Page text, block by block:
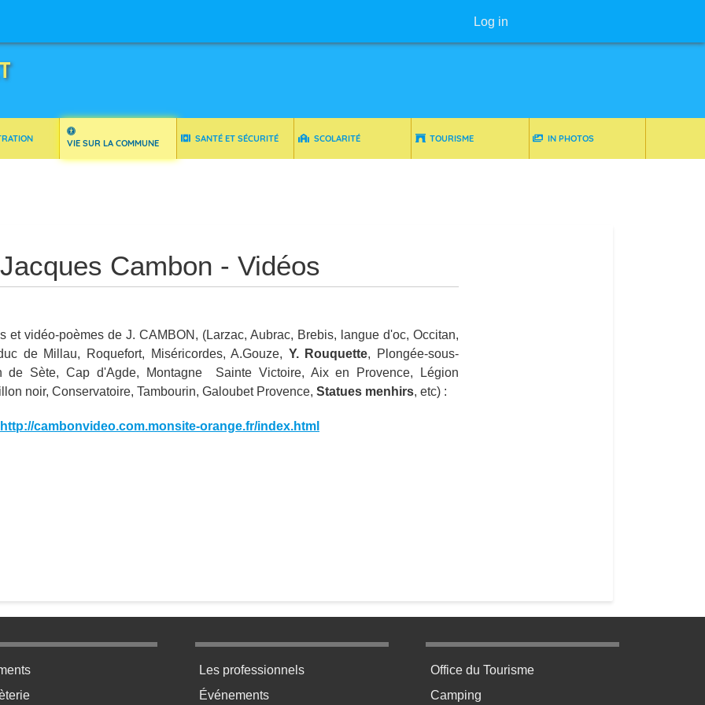
Log in
VIE SUR LA COMMUNE SANTÉ ET SÉCURITÉ SCOLARITÉ TOURISME IN PHOTOS
Jacques Cambon - Vidéos
et vidéo-poèmes de J. CAMBON, (Larzac, Aubrac, Brebis, langue d'oc, Occitan,
de Millau, Roquefort, Miséricordes, A.Gouze, Y. Rouquette, Plongée-sous-
de Sète, Cap d'Agde, Montagne Sainte Victoire, Aix en Provence, Légion
noir, Conservatoire, Tambourin, Galoubet Provence,Statues menhirs, etc) :
http://cambonvideo.com.monsite-orange.fr/index.html
bas de page 2 Menu pratique bas de page 3
Les professionnels
Événements
Menu pratique bas de page 4
Office du Tourisme
Camping